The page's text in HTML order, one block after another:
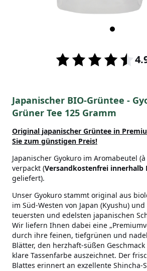
Japanischer BIO-Grüntee -
Grüner Tee 125 Gramm
Original japanischer Grüntee in
Sie zum günstigen Preis!
Japanischer Gyokuro im Aromabeutel
verpackt (Versandkostenfrei innerhalb
geliefert).
Unser Gyokuro stammt original aus
im Süd-Westen von Japan (Kyushu)
teuersten und edelsten japanischen
Wir liefern Ihnen dabei eine
durch ihre feinen, tiefgrünen und
Blätter, den herzhaft-süßen
klare Tassenfarbe auszeichnet. Der
Blattes erinnert an exzellente Shincha-